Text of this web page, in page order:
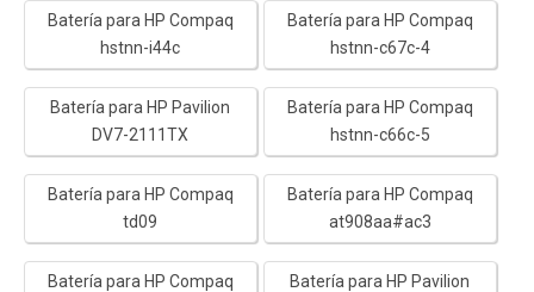
Batería para HP Compaq
hstnn-i44c
Batería para HP Compaq
hstnn-c67c-4
Batería para HP Pavilion
DV7-2111TX
Batería para HP Compaq
hstnn-c66c-5
Batería para HP Compaq
td09
Batería para HP Compaq
at908aa#ac3
Batería para HP Compaq
Batería para HP Pavilion